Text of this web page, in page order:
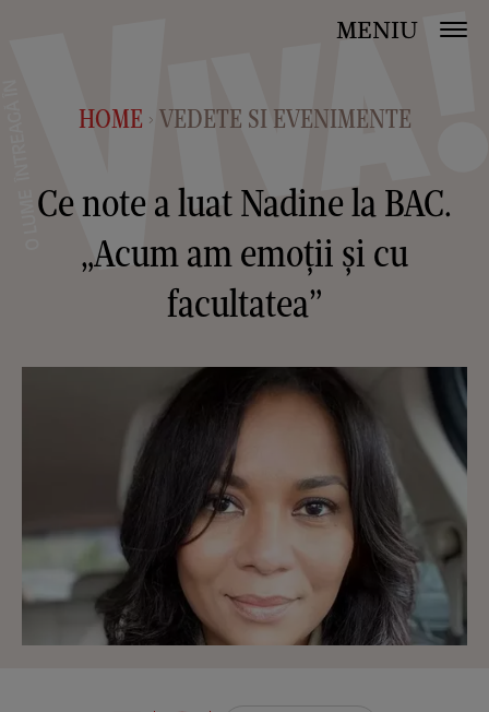
MENIU
HOME > VEDETE SI EVENIMENTE
Ce note a luat Nadine la BAC.
„Acum am emoţii şi cu
facultatea”